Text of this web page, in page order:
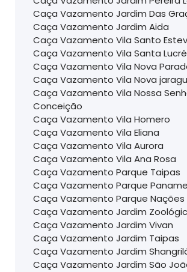
Caça Vazamento Jardim Das
Caça Vazamento Jardim Aida
Caça Vazamento Vila Santo
Caça Vazamento Vila Santa
Caça Vazamento Vila Nova
Caça Vazamento Vila Nova
Caça Vazamento Vila Nossa
Conceição
Caça Vazamento Vila Homero
Caça Vazamento Vila Eliana
Caça Vazamento Vila Aurora
Caça Vazamento Vila Ana Rosa
Caça Vazamento Parque Taipas
Caça Vazamento Parque
Caça Vazamento Parque Nações
Caça Vazamento Jardim
Caça Vazamento Jardim Vivan
Caça Vazamento Jardim Taipas
Caça Vazamento Jardim
Caça Vazamento Jardim São